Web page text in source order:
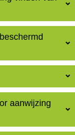
aanwijzing